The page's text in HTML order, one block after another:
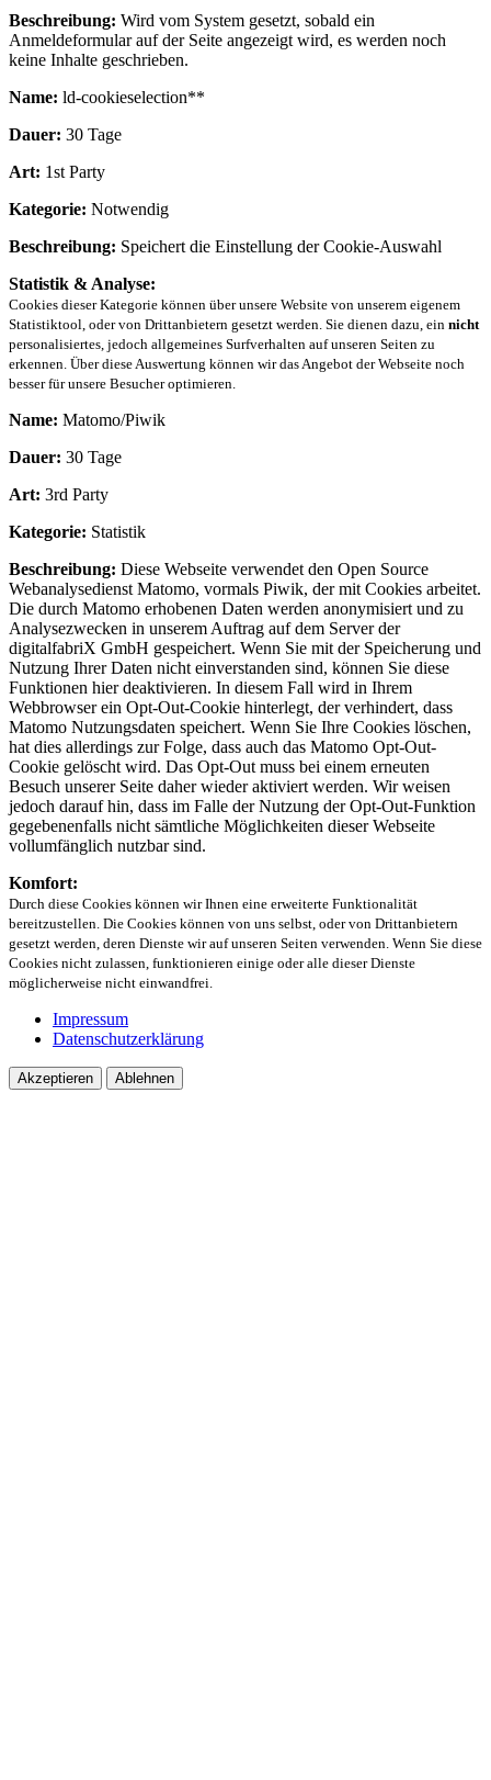
Beschreibung: Wird vom System gesetzt, sobald ein
Anmeldeformular auf der Seite angezeigt wird, es werden noch
keine Inhalte geschrieben.
Name: ld-cookieselection**
Dauer: 30 Tage
Art: 1st Party
Kategorie: Notwendig
Beschreibung: Speichert die Einstellung der Cookie-Auswahl
Statistik & Analyse:
Cookies dieser Kategorie können über unsere Website von unserem eigenem
Statistiktool, oder von Drittanbietern gesetzt werden. Sie dienen dazu, ein nicht
personalisiertes, jedoch allgemeines Surfverhalten auf unseren Seiten zu
erkennen. Über diese Auswertung können wir das Angebot der Webseite noch
besser für unsere Besucher optimieren.
Name: Matomo/Piwik
Dauer: 30 Tage
Art: 3rd Party
Kategorie: Statistik
Beschreibung: Diese Webseite verwendet den Open Source
Webanalysedienst Matomo, vormals Piwik, der mit Cookies arbeitet.
Die durch Matomo erhobenen Daten werden anonymisiert und zu
Analysezwecken in unserem Auftrag auf dem Server der
digitalfabriX GmbH gespeichert. Wenn Sie mit der Speicherung und
Nutzung Ihrer Daten nicht einverstanden sind, können Sie diese
Funktionen hier deaktivieren. In diesem Fall wird in Ihrem
Webbrowser ein Opt-Out-Cookie hinterlegt, der verhindert, dass
Matomo Nutzungsdaten speichert. Wenn Sie Ihre Cookies löschen,
hat dies allerdings zur Folge, dass auch das Matomo Opt-Out-
Cookie gelöscht wird. Das Opt-Out muss bei einem erneuten
Besuch unserer Seite daher wieder aktiviert werden. Wir weisen
jedoch darauf hin, dass im Falle der Nutzung der Opt-Out-Funktion
gegebenenfalls nicht sämtliche Möglichkeiten dieser Webseite
vollumfänglich nutzbar sind.
Komfort:
Durch diese Cookies können wir Ihnen eine erweiterte Funktionalität
bereitzustellen. Die Cookies können von uns selbst, oder von Drittanbietern
gesetzt werden, deren Dienste wir auf unseren Seiten verwenden. Wenn Sie diese
Cookies nicht zulassen, funktionieren einige oder alle dieser Dienste
möglicherweise nicht einwandfrei.
Impressum
Datenschutzerklärung
Akzeptieren Ablehnen